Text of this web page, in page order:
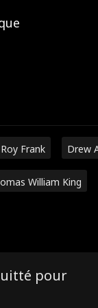
Frank Drew
William King
pour